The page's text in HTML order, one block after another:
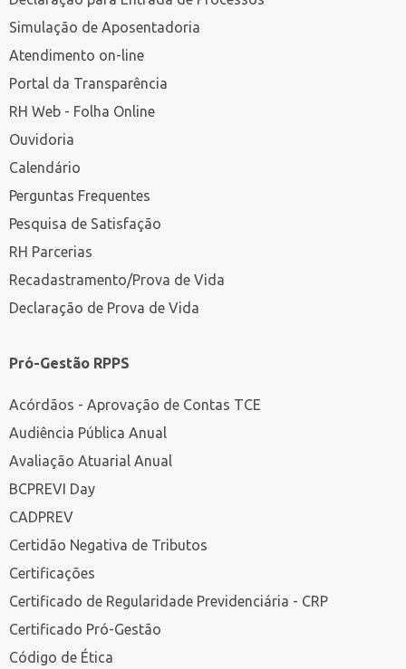
Simulação de Aposentadoria
Atendimento on-line
Portal da Transparência
RH Web - Folha Online
Ouvidoria
Calendário
Perguntas Frequentes
Pesquisa de Satisfação
RH Parcerias
Recadastramento/Prova de Vida
Declaração de Prova de Vida
Pró-Gestão RPPS
Acórdãos - Aprovação de Contas TCE
Audiência Pública Anual
Avaliação Atuarial Anual
BCPREVI Day
CADPREV
Certidão Negativa de Tributos
Certificações
Certificado de Regularidade Previdenciária - CRP
Certificado Pró-Gestão
Código de Ética